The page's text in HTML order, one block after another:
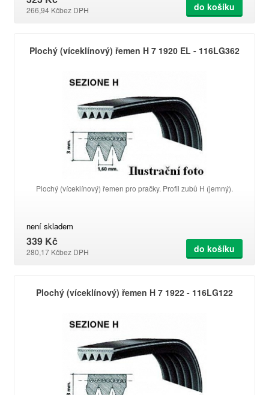
266,94 Kčbez DPH do košíku
Plochý (víceklínový) řemen H 7 1920 EL - 116LG362
Plochý (víceklínový) řemen pro pračky. Profil zubů H (jemný).
není skladem
339 Kč
280,17 Kčbez DPH do košíku
Plochý (víceklínový) řemen H 7 1922 - 116LG122